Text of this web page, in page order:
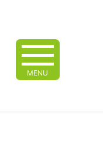
MENU